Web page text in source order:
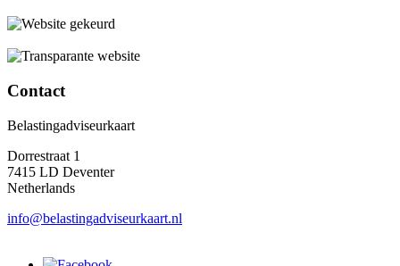
Contact
Belastingadviseurkaart
Dorrestraat 1
7415 LD Deventer
Netherlands
info@belastingadviseurkaart.nl